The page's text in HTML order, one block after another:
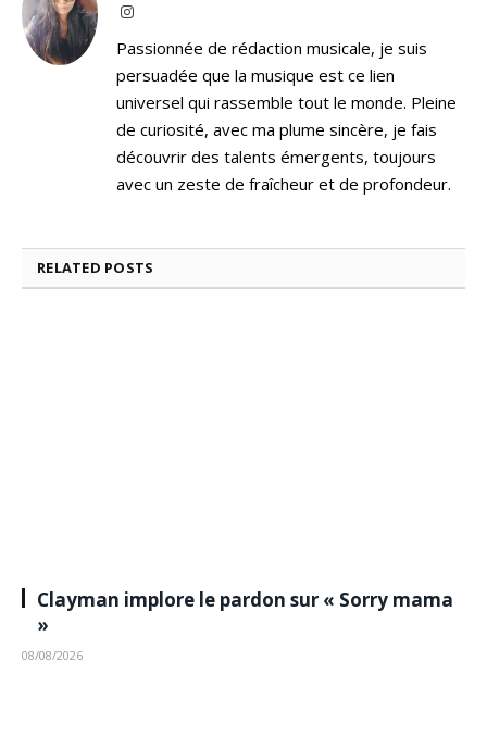
Instagram
Passionnée de rédaction musicale, je suis
persuadée que la musique est ce lien
universel qui rassemble tout le monde. Pleine
de curiosité, avec ma plume sincère, je fais
découvrir des talents émergents, toujours
avec un zeste de fraîcheur et de profondeur.
RELATED POSTS
Clayman implore le pardon sur « Sorry mama
»
08/08/2026